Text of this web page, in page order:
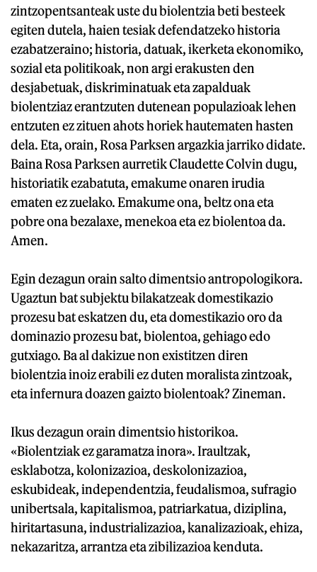
zintzopentsanteak uste du biolentzia beti besteek
egiten dutela, haien tesiak defendatzeko historia
ezabatzeraino; historia, datuak, ikerketa ekonomiko,
sozial eta politikoak, non argi erakusten den
desjabetuak, diskriminatuak eta zapalduak
biolentziaz erantzuten dutenean populazioak lehen
entzuten ez zituen ahots horiek hautematen hasten
dela. Eta, orain, Rosa Parksen argazkia jarriko didate.
Baina Rosa Parksen aurretik Claudette Colvin dugu,
historiatik ezabatuta, emakume onaren irudia
ematen ez zuelako. Emakume ona, beltz ona eta
pobre ona bezalaxe, menekoa eta ez biolentoa da.
Amen.
Egin dezagun orain salto dimentsio antropologikora.
Ugaztun bat subjektu bilakatzeak domestikazio
prozesu bat eskatzen du, eta domestikazio oro da
dominazio prozesu bat, biolentoa, gehiago edo
gutxiago. Ba al dakizue non existitzen diren
biolentzia inoiz erabili ez duten moralista zintzoak,
eta infernura doazen gaizto biolentoak? Zineman.
Ikus dezagun orain dimentsio historikoa.
«Biolentziak ez garamatza inora». Iraultzak,
esklabotza, kolonizazioa, deskolonizazioa,
eskubideak, independentzia, feudalismoa, sufragio
unibertsala, kapitalismoa, patriarkatua, diziplina,
hiritartasuna, industrializazioa, kanalizazioak, ehiza,
nekazaritza, arrantza eta zibilizazioa kenduta.